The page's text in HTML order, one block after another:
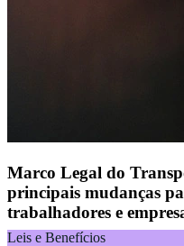
Marco Legal do
principais mudanças
trabalhadores e
Leis e Benefícios